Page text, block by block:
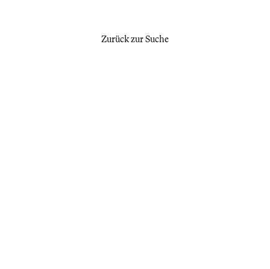
Zurück zur Suche